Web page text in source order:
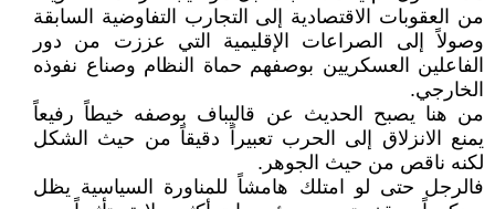
من العقوبات الاقتصادية إلى التجارب التفاوضية السابقة
وصولاً إلى الصراعات الإقليمية التي عززت من دور
الفاعلين العسكريين بوصفهم حماة النظام وصناع نفوذه
الخارجي.
من هنا يصبح الحديث عن قاليباف بوصفه خيطاً رفيعاً
يمنع الانزلاق إلى الحرب تعبيراً دقيقاً من حيث الشكل
لكنه ناقص من حيث الجوهر.
فالرجل حتى لو امتلك هامشاً للمناورة السياسية يظل